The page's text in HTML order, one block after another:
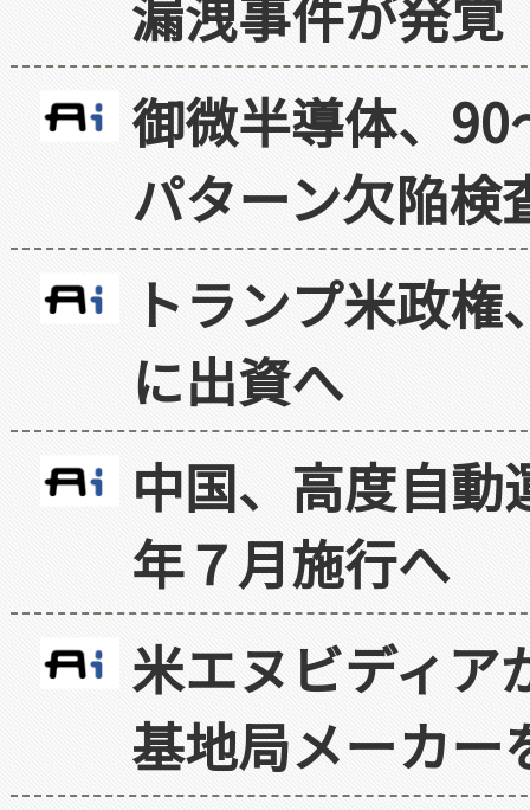
御微半導体、
パターン欠陥検
トランプ米政
に出資へ
中国、高度自
年７月施行へ
米エヌビディア
基地局メーカー